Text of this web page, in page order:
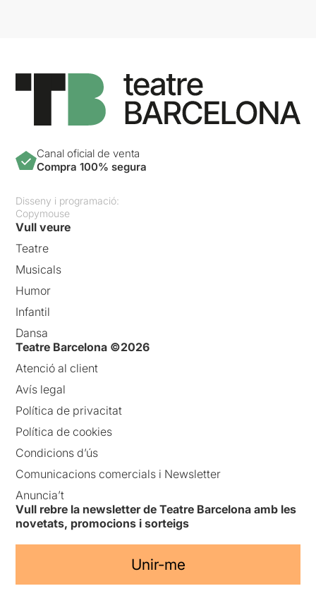
Canal oficial de venta
Compra 100% segura
Disseny i programació:
Copymouse
Vull veure
Teatre
Musicals
Humor
Infantil
Dansa
Teatre Barcelona ©2026
Atenció al client
Avís legal
Política de privacitat
Política de cookies
Condicions d’ús
Comunicacions comercials i Newsletter
Anuncia’t
Vull rebre la newsletter de Teatre Barcelona amb les
novetats, promocions i sorteigs
Unir-me